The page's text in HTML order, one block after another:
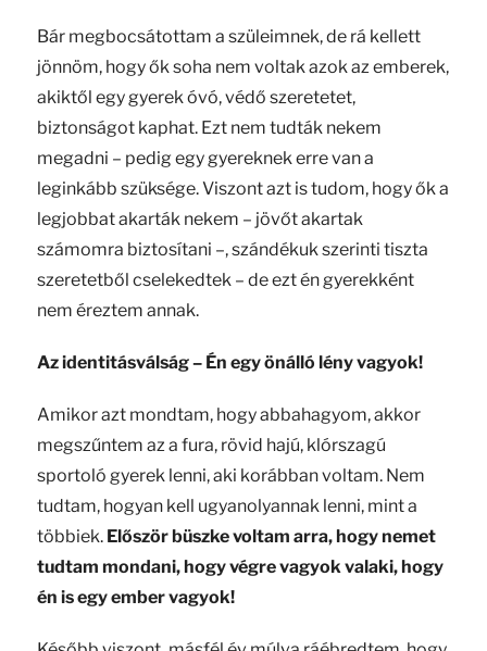
Bár megbocsátottam a szüleimnek, de rá kellett
jönnöm, hogy ők soha nem voltak azok az emberek,
akiktől egy gyerek óvó, védő szeretetet,
biztonságot kaphat. Ezt nem tudták nekem
megadni – pedig egy gyereknek erre van a
leginkább szüksége. Viszont azt is tudom, hogy ők a
legjobbat akarták nekem – jövőt akartak
számomra biztosítani –, szándékuk szerinti tiszta
szeretetből cselekedtek – de ezt én gyerekként
nem éreztem annak.
Az identitásválság – Én egy önálló lény vagyok!
Amikor azt mondtam, hogy abbahagyom, akkor
megszűntem az a fura, rövid hajú, klórszagú
sportoló gyerek lenni, aki korábban voltam. Nem
tudtam, hogyan kell ugyanolyannak lenni, mint a
többiek. Először büszke voltam arra, hogy nemet
tudtam mondani, hogy végre vagyok valaki, hogy
én is egy ember vagyok!